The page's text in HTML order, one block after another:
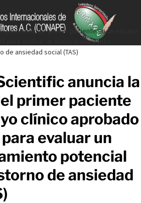
la inclusión del primer paciente en un ensayo
para evaluar un nuevo tratamiento
ansiedad social (TAS)
anuncia la
primer paciente
clínico aprobado
evaluar un
potencial
de ansiedad